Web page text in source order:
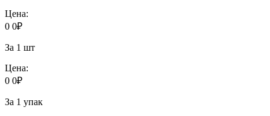
Цена:
0 0₽
За 1 шт
Цена:
0 0₽
За 1 упак